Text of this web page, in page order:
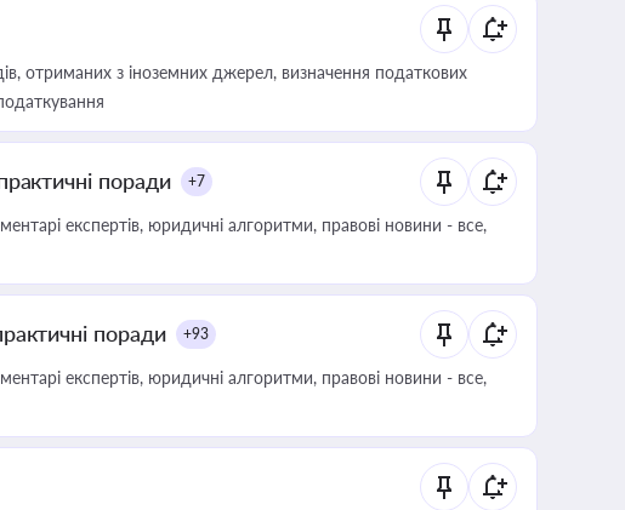
отриманих з іноземних джерел, визначення податкових
поради +7
експертів, юридичні алгоритми, правові новини - все,
поради +93
експертів, юридичні алгоритми, правові новини - все,